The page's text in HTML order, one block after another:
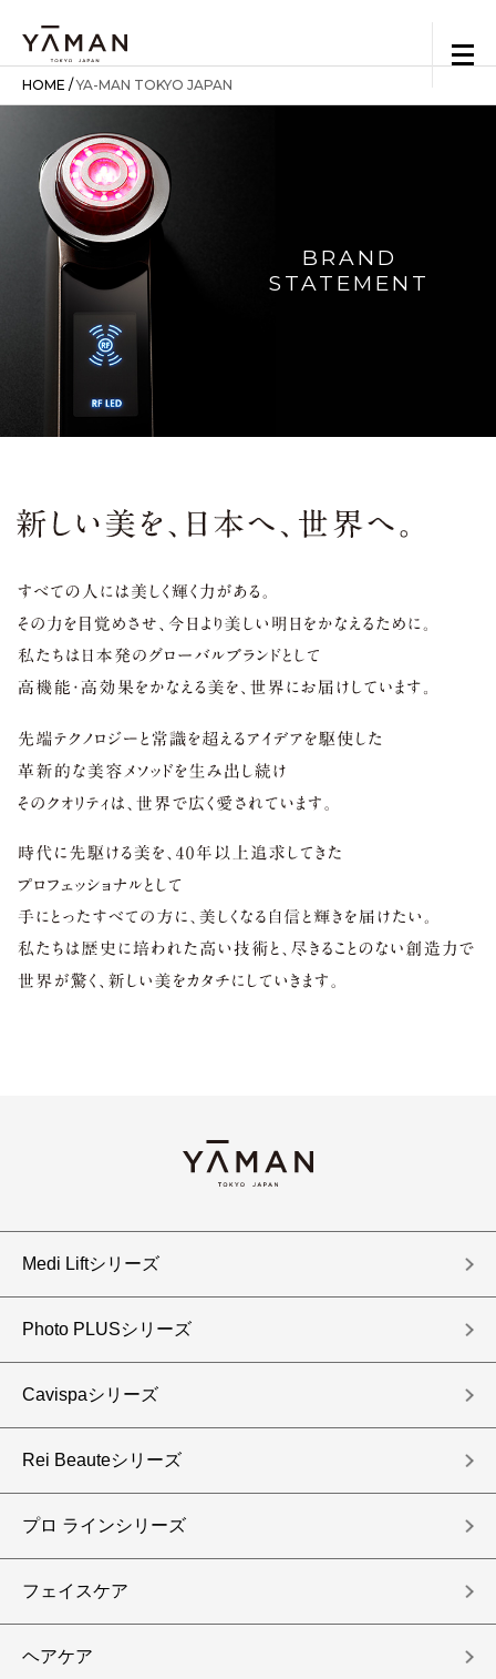
HOME /YA-MAN TOKYO JAPAN
BRAND
STATEMENT
Medi Liftシリーズ
Photo PLUSシリーズ
Cavispaシリーズ
Rei Beauteシリーズ
プロ ラインシリーズ
フェイスケア
ヘアケア